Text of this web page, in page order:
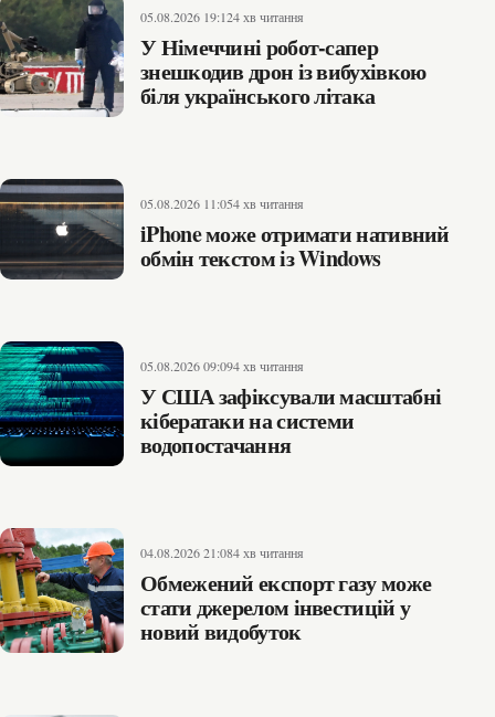
05.08.2026 19:124 хв читання
У Німеччині робот-сапер
знешкодив дрон із вибухівкою
біля українського літака
05.08.2026 11:054 хв читання
iPhone може отримати нативний
обмін текстом із Windows
05.08.2026 09:094 хв читання
У США зафіксували масштабні
кібератаки на системи
водопостачання
04.08.2026 21:084 хв читання
Обмежений експорт газу може
стати джерелом інвестицій у
новий видобуток